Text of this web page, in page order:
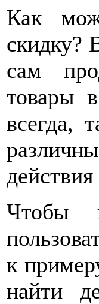
Как
скидку?
сам
товары
всегда,
Чтобы
к
найти